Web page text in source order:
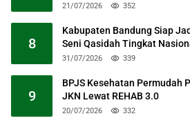
21/07/2026 352
8
Kabupaten Bandung Siap
Seni Qasidah Tingkat
31/07/2026 339
9
BPJS Kesehatan Permudah
JKN Lewat REHAB 3.0
20/07/2026 332